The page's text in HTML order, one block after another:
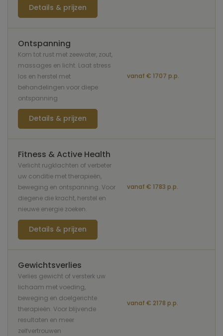
Details & prijzen
Ontspanning
Kom tot rust met zeewater, zout,
massages en licht. Laat stress
los en herstel met
behandelingen voor diepe
ontspanning
vanaf € 1707 p.p.
Details & prijzen
Fitness & Active Health
Verlicht rugklachten of verbeter
uw conditie met therapieën,
beweging en ontspanning. Voor
diegene die kracht, herstel en
nieuwe energie zoeken.
vanaf € 1783 p.p.
Details & prijzen
Gewichtsverlies
Verlies gewicht of versterk uw
lichaam met voeding,
beweging en doelgerichte
therapieën. Voor blijvende
resultaten en meer
zelfvertrouwen
vanaf € 2178 p.p.